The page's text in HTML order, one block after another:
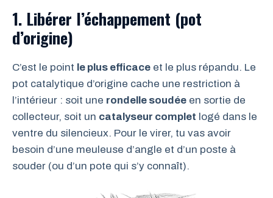
1. Libérer l’échappement (pot
d’origine)
C’est le point le plus efficace et le plus répandu. Le
pot catalytique d’origine cache une restriction à
l’intérieur : soit une rondelle soudée en sortie de
collecteur, soit un catalyseur complet logé dans le
ventre du silencieux. Pour le virer, tu vas avoir
besoin d’une meuleuse d’angle et d’un poste à
souder (ou d’un pote qui s’y connaît).